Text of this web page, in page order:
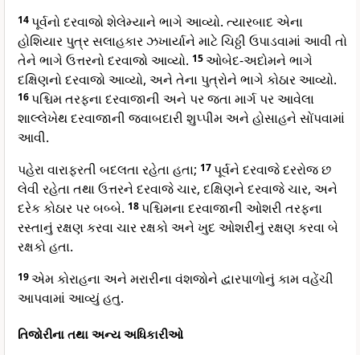
14પૂર્વનો દરવાજો શેલેમ્યાને ભાગે આવ્યો. ત્યારબાદ એના
હોશિયાર પુત્ર સલાહકાર ઝખાર્યાને માટે ચિઠ્ઠી ઉપાડવામાં આવી તો
તેને ભાગે ઉત્તરનો દરવાજો આવ્યો. 15ઓબેદ-અદોમને ભાગે
દક્ષિણનો દરવાજો આવ્યો, અને તેના પુત્રોને ભાગે કોઠાર આવ્યો.
16પશ્ચિમ તરફના દરવાજાની અને પર જતા માર્ગ પર આવેલા
શાલ્લેખેથ દરવાજાની જવાબદારી શુપ્પીમ અને હોસાહને સોંપવામાં
આવી.
પહેરા વારાફરતી બદલતા રહેતા હતા; 17પૂર્વને દરવાજે દરરોજ છ
લેવી રહેતા તથા ઉત્તરને દરવાજે ચાર, દક્ષિણને દરવાજે ચાર, અને
દરેક કોઠાર પર બબ્બે. 18પશ્ચિમના દરવાજાની ઓશરી તરફના
રસ્તાનું રક્ષણ કરવા ચાર રક્ષકો અને ખુદ ઓશરીનું રક્ષણ કરવા બે
રક્ષકો હતા.
19એમ કોરાહના અને મરારીના વંશજોને દ્વારપાળોનું કામ વહેંચી
આપવામાં આવ્યું હતુ.
તિજોરીના તથા અન્ય અધિકારીઓ